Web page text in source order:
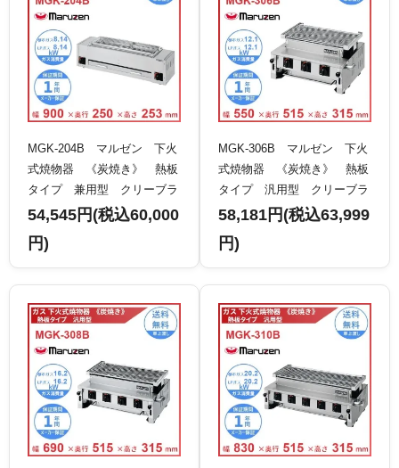
MGK-204B マルゼン 下火
式焼物器 《炭焼き》 熱板
タイプ 兼用型 クリーブラ
ンド
54,545円(税込60,000
円)
MGK-306B マルゼン 下火
式焼物器 《炭焼き》 熱板
タイプ 汎用型 クリーブラ
ンド
58,181円(税込63,999
円)